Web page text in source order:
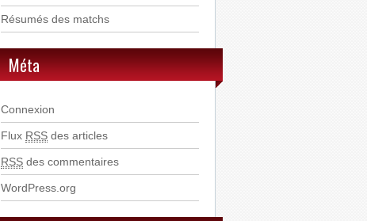
Résumés des matchs
Méta
Connexion
Flux RSS des articles
RSS des commentaires
WordPress.org